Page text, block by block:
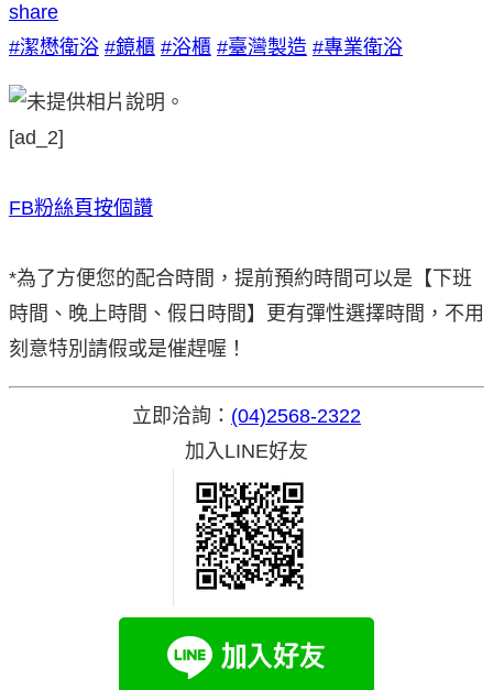
share
#潔懋衛浴 #鏡櫃 #浴櫃 #臺灣製造 #專業衛浴
[ad_2]
FB粉絲頁按個讚
*為了方便您的配合時間，提前預約時間可以是【下班
時間、晚上時間、假日時間】更有彈性選擇時間，不用
刻意特別請假或是催趕喔！
立即洽詢： (04)2568-2322
加入LINE好友